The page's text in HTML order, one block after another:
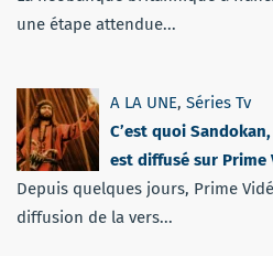
une étape attendue...
A LA UNE, Séries Tv
C’est quoi
est diffusé sur Prime
Depuis quelques jours, Prime
diffusion de la vers...